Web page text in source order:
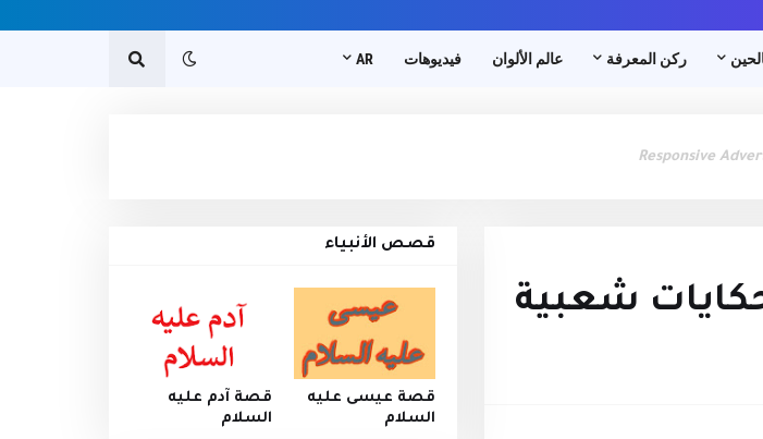
ركن المعرفة عالم الألوان فيديوهات AR
Responsive
شعبية
قصص الأنبياء
قصة عيسى عليه
السلام
قصة آدم عليه
السلام